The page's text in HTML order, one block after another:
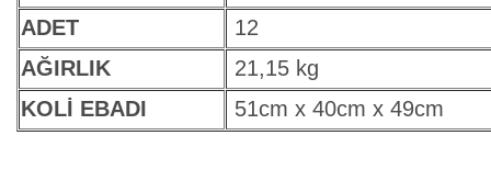
ADET
12
AĞIRLIK
21,15 kg
KOLİ EBADI
51cm x 40cm x 49cm